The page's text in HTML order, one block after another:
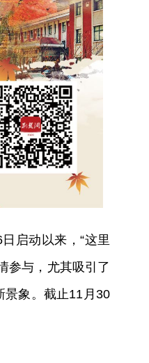
启动以来，“这里
参与，尤其吸引了
景象。截止11月30